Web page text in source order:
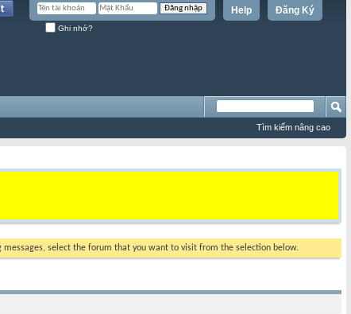
Đăng Ký
Help
Ghi nhớ?
Tìm kiếm nâng cao
select the forum that you want to visit from the selection below.